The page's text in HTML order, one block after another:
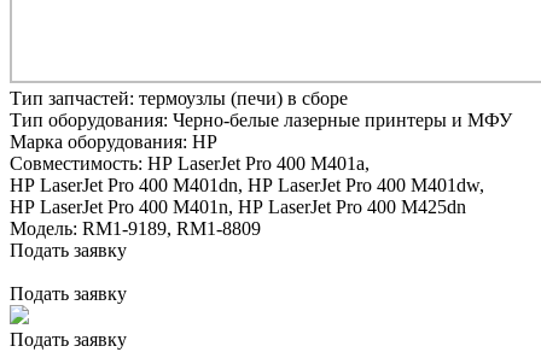
Тип запчастей: термоузлы (печи) в сборе
Тип оборудования: Черно-белые лазерные принтеры и МФУ
Марка оборудования: HP
Совместимость: HP LaserJet Pro 400 M401a,
HP LaserJet Pro 400 M401dn, HP LaserJet Pro 400 M401dw,
HP LaserJet Pro 400 M401n, HP LaserJet Pro 400 M425dn
Модель: RM1-9189, RM1-8809
Подать заявку
Подать заявку
Подать заявку